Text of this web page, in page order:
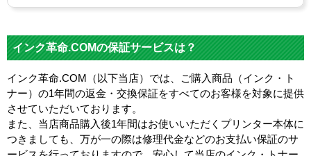
インク革命.COMの保証サービスは？
インク革命.COM（以下当店）では、ご購入商品（インク・ト
ナー）の1年間の返金・交換保証をすべてのお客様を対象に提供
させていただいております。
また、当店商品購入後1年間はお使いいただくプリンター本体に
つきましても、万が一の際は修理代金などのお支払い保証のサ